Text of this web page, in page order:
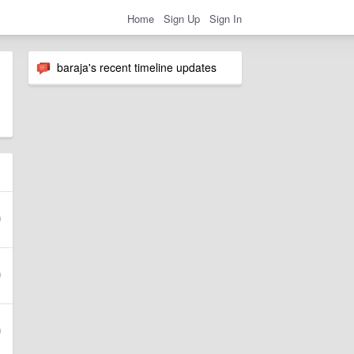
Home Sign Up Sign In
baraja's recent timeline updates